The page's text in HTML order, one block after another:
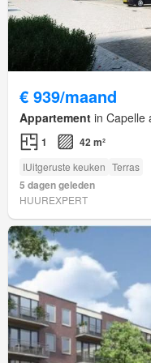
€ 939/maand
Appartement in Capelle
1 42 m²
IUitgeruste keuken Terras
5 dagen geleden
HUUREXPERT